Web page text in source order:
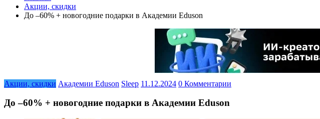
Акции, скидки
До –60% + новогодние подарки в Академии Eduson
Акции, скидки Академии Eduson Sleep 11.12.2024 0 Комментарии
До –60% + новогодние подарки в Академии Eduson